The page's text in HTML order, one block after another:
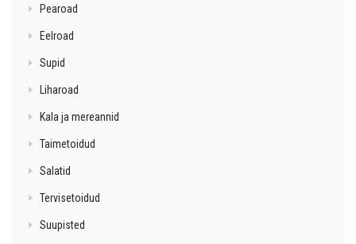
Pearoad
Eelroad
Supid
Liharoad
Kala ja mereannid
Taimetoidud
Salatid
Tervisetoidud
Suupisted